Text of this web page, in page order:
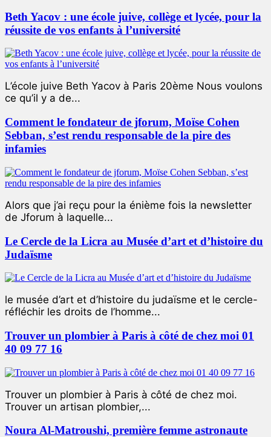
Beth Yacov : une école juive, collège et lycée, pour la
réussite de vos enfants à l’université
L’école juive Beth Yacov à Paris 20ème Nous voulons
ce qu’il y a de...
Comment le fondateur de jforum, Moïse Cohen
Sebban, s’est rendu responsable de la pire des
infamies
Alors que j’ai reçu pour la énième fois la newsletter
de Jforum à laquelle...
Le Cercle de la Licra au Musée d’art et d’histoire du
Judaïsme
le musée d’art et d’histoire du judaïsme et le cercle-
réfléchir les droits de l’homme...
Trouver un plombier à Paris à côté de chez moi 01
40 09 77 16
Trouver un plombier à Paris à côté de chez moi.
Trouver un artisan plombier,...
Noura Al-Matroushi, première femme astronaute